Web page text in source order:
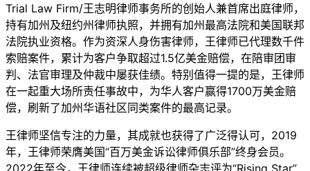
Trial Law Firm/王志明律师事务所的创始人兼首席出庭律师，
持有加州及纽约州律师执照，并拥有加州最高法院和美国联邦
法院执业资格。作为资深人身伤害律师，王律师已代理数千件
索赔案件，累计为客户争取超过1.5亿美金赔偿，在陪审团审
判、法官审理及仲裁中屡获佳绩。特别值得一提的是，王律师
在一起重大场所责任事故中，为华人客户赢得1700万美金赔
偿，刷新了加州华语社区同类案件的最高记录。
王律师坚信专注的力量，其成就也获得了广泛得认可，2019
年，王律师荣膺美国“百万美金诉讼律师俱乐部”终身会员。